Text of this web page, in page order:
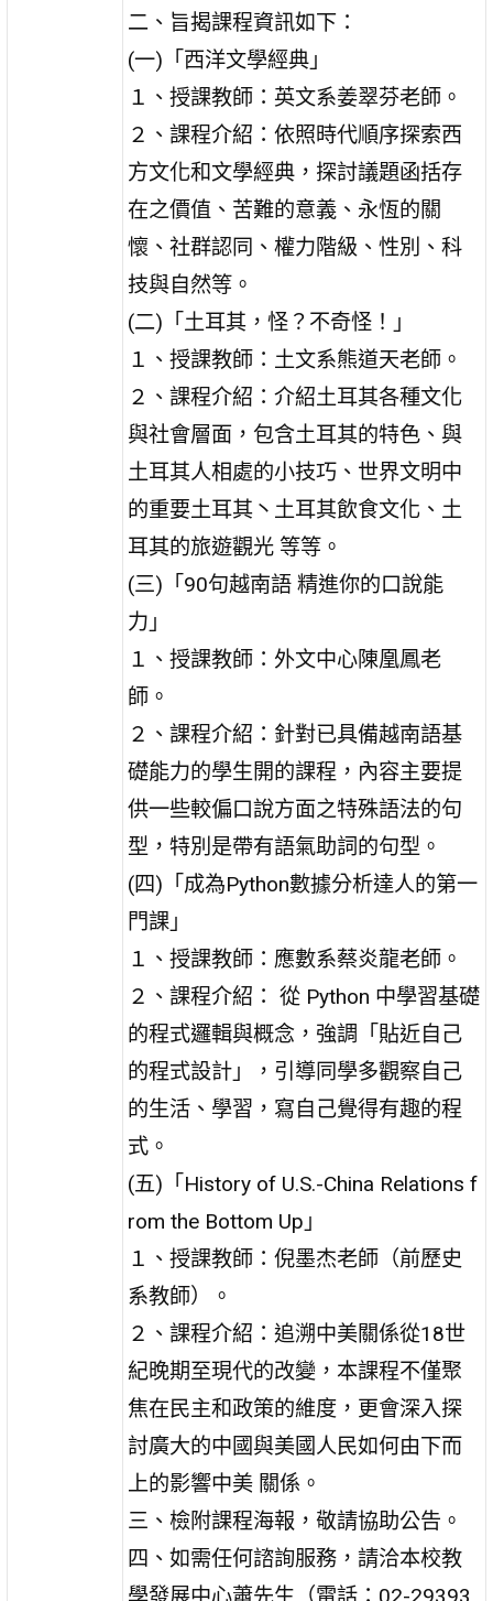
二、旨揭課程資訊如下：
(一)「西洋文學經典」
１、授課教師：英文系姜翠芬老師。
２、課程介紹：依照時代順序探索西
方文化和文學經典，探討議題函括存
在之價值、苦難的意義、永恆的關
懷、社群認同、權力階級、性別、科
技與自然等。
(二)「土耳其，怪？不奇怪！」
１、授課教師：土文系熊道天老師。
２、課程介紹：介紹土耳其各種文化
與社會層面，包含土耳其的特色、與
土耳其人相處的小技巧、世界文明中
的重要土耳其丶土耳其飲食文化、土
耳其的旅遊觀光 等等。
(三)「90句越南語 精進你的口說能
力」
１、授課教師：外文中心陳凰鳳老
師。
２、課程介紹：針對已具備越南語基
礎能力的學生開的課程，內容主要提
供一些較偏口說方面之特殊語法的句
型，特別是帶有語氣助詞的句型。
(四)「成為Python數據分析達人的第一
門課」
１、授課教師：應數系蔡炎龍老師。
２、課程介紹： 從 Python 中學習基礎
的程式邏輯與概念，強調「貼近自己
的程式設計」，引導同學多觀察自己
的生活、學習，寫自己覺得有趣的程
式。
(五)「History of U.S.-China Relations f
rom the Bottom Up」
１、授課教師：倪墨杰老師（前歷史
系教師）。
２、課程介紹：追溯中美關係從18世
紀晚期至現代的改變，本課程不僅聚
焦在民主和政策的維度，更會深入探
討廣大的中國與美國人民如何由下而
上的影響中美 關係。
三、檢附課程海報，敬請協助公告。
四、如需任何諮詢服務，請洽本校教